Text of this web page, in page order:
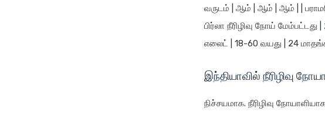
வருடம் | ஆம் | ஆம் | ஆம் | |
பிர்லா நீரிழிவு நோய்
எலைட் | 18-60 வயது | 24
இந்தியாவில் நீரிழிவு
நிச்சயமாக. நீரிழிவு